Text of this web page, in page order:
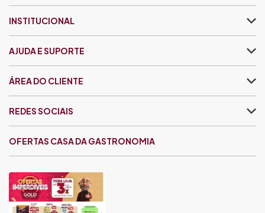
INSTITUCIONAL
AJUDA E SUPORTE
ÁREA DO CLIENTE
OFERTAS CASA DA GASTRONOMIA
REDES SOCIAIS